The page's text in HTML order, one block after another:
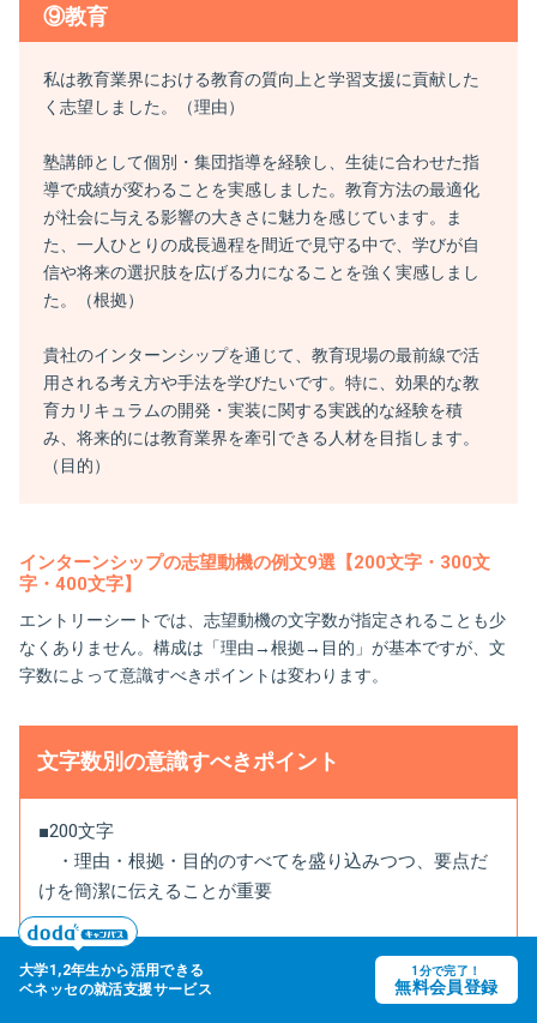
⑨教育
私は教育業界における教育の質向上と学習支援に貢献した
く志望しました。（理由）
塾講師として個別・集団指導を経験し、生徒に合わせた指
導で成績が変わることを実感しました。教育方法の最適化
が社会に与える影響の大きさに魅力を感じています。ま
た、一人ひとりの成長過程を間近で見守る中で、学びが自
信や将来の選択肢を広げる力になることを強く実感しまし
た。（根拠）
貴社のインターンシップを通じて、教育現場の最前線で活
用される考え方や手法を学びたいです。特に、効果的な教
育カリキュラムの開発・実装に関する実践的な経験を積
み、将来的には教育業界を牽引できる人材を目指します。
（目的）
インターンシップの志望動機の例文9選【200文字・300文
字・400文字】
エントリーシートでは、志望動機の文字数が指定されることも少
なくありません。構成は「理由→根拠→目的」が基本ですが、文
字数によって意識すべきポイントは変わります。
文字数別の意識すべきポイント
■200文字
・理由・根拠・目的のすべてを盛り込みつつ、要点だ
けを簡潔に伝えることが重要
■300文字
・根拠や目的に厚みを持たせ、説得力を高める
大学1,2年生から活用できる
ベネッセの就活支援サービス
1分で完了！
無料会員登録keyboard_arrow_up